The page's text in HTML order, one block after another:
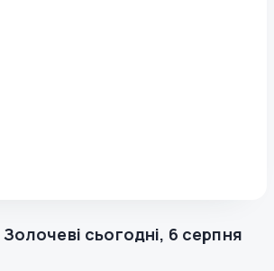
Золочеві сьогодні, 6 серпня